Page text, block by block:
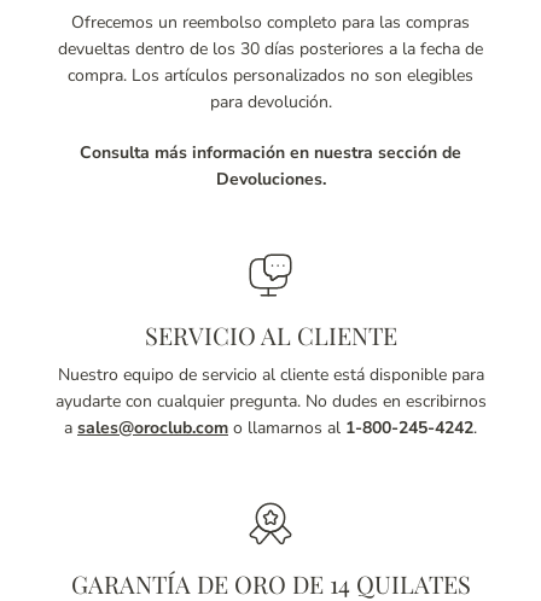
Ofrecemos un reembolso completo para las compras
devueltas dentro de los 30 días posteriores a la fecha de
compra. Los artículos personalizados no son elegibles
para devolución.
Consulta más información en nuestra sección de
Devoluciones.
SERVICIO AL CLIENTE
Nuestro equipo de servicio al cliente está disponible para
ayudarte con cualquier pregunta. No dudes en escribirnos
a sales@oroclub.com o llamarnos al 1-800-245-4242.
GARANTÍA DE ORO DE 14 QUILATES